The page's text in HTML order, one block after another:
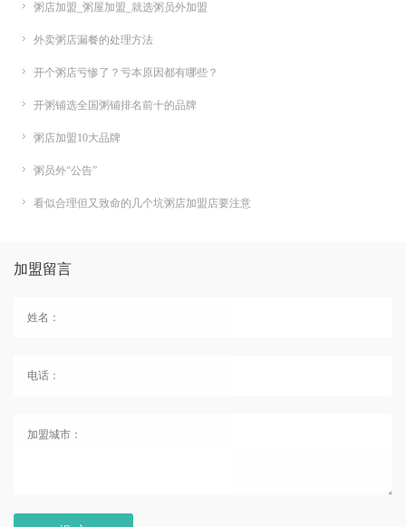
粥店加盟_粥屋加盟_就选粥员外加盟
外卖粥店漏餐的处理方法
开个粥店亏惨了？亏本原因都有哪些？
开粥铺选全国粥铺排名前十的品牌
粥店加盟10大品牌
粥员外“公告”
看似合理但又致命的几个坑粥店加盟店要注意
加盟留言